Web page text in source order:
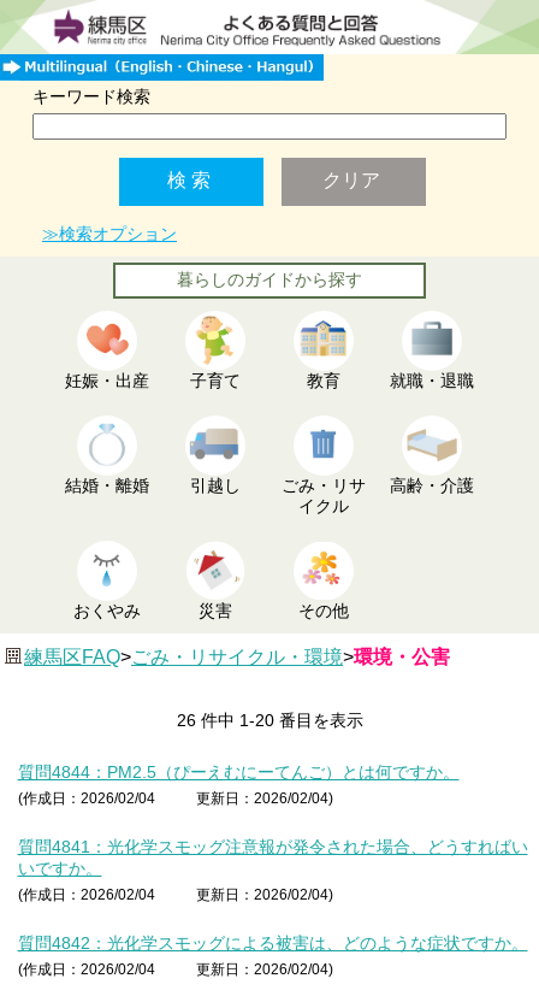
キーワード検索
≫検索オプション
暮らしのガイドから探す
妊娠・出産 子育て 教育 就職・退職
結婚・離婚 引越し
ごみ・リサ
イクル
高齢・介護
おくやみ 災害 その他
練馬区FAQ>ごみ・リサイクル・環境>環境・公害
26 件中 1-20 番目を表示
質問4844：PM2.5（ぴーえむにーてんご）とは何ですか。
(作成日：2026/02/04 更新日：2026/02/04)
質問4841：光化学スモッグ注意報が発令された場合、どうすればい
いですか。
(作成日：2026/02/04 更新日：2026/02/04)
質問4842：光化学スモッグによる被害は、どのような症状ですか。
(作成日：2026/02/04 更新日：2026/02/04)